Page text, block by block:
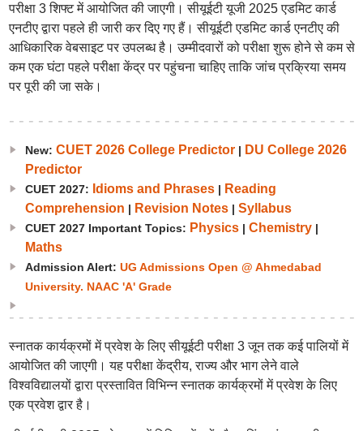
परीक्षा 3 शिफ्ट में आयोजित की जाएगी। सीयूईटी यूजी 2025 एडमिट कार्ड
एनटीए द्वारा पहले ही जारी कर दिए गए हैं। सीयूईटी एडमिट कार्ड एनटीए की
आधिकारिक वेबसाइट पर उपलब्ध है। उम्मीदवारों को परीक्षा शुरू होने से कम से
कम एक घंटा पहले परीक्षा केंद्र पर पहुंचना चाहिए ताकि जांच प्रक्रिया समय
पर पूरी की जा सके।
New: CUET 2026 College Predictor| DU College 2026
Predictor
CUET 2027: Idioms and Phrases| Reading
Comprehension | Revision Notes| Syllabus
CUET 2027 Important Topics: Physics| Chemistry|
Maths
Admission Alert: UG Admissions Open @ Ahmedabad
University. NAAC 'A' Grade
स्नातक कार्यक्रमों में प्रवेश के लिए सीयूईटी परीक्षा 3 जून तक कई पालियों में
आयोजित की जाएगी। यह परीक्षा केंद्रीय, राज्य और भाग लेने वाले
विश्वविद्यालयों द्वारा प्रस्तावित विभिन्न स्नातक कार्यक्रमों में प्रवेश के लिए
एक प्रवेश द्वार है।